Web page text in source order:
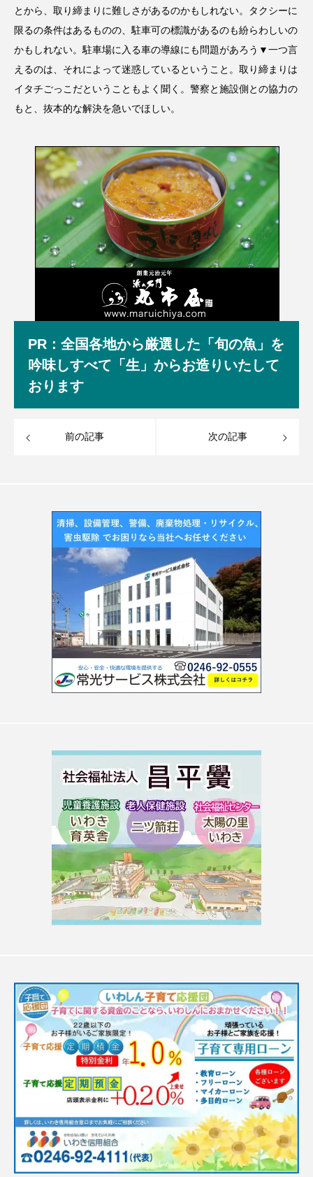
とから、取り締まりに難しさがあるのかもしれない。タクシーに
限るの条件はあるものの、駐車可の標識があるのも紛らわしいの
かもしれない。駐車場に入る車の導線にも問題があろう▼一つ言
えるのは、それによって迷惑しているということ。取り締まりは
イタチごっこだということもよく聞く。警察と施設側との協力の
もと、抜本的な解決を急いでほしい。
PR：全国各地から厳選した「旬の魚」を
吟味しすべて「生」からお造りいたして
おります
前の記事 次の記事